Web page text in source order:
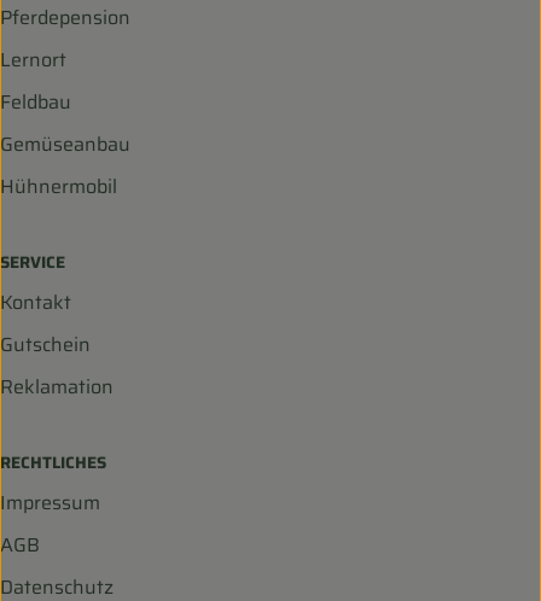
Pferdepension
Lernort
Feldbau
Gemüseanbau
Hühnermobil
SERVICE
Kontakt
Gutschein
Reklamation
RECHTLICHES
Impressum
AGB
Datenschutz